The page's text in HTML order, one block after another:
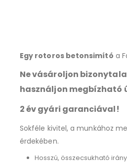
Egy rotoros betonsimító a
Ne vásároljon
használjon megbízható
2 év gyári garanciával!
Sokféle kivitel, a munkához
érdekében.
Hosszú, összecsukható